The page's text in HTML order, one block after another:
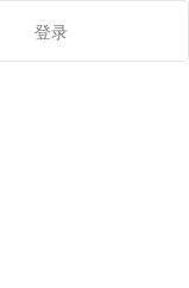
登录